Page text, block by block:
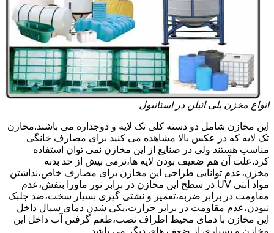
انواع مخزن پلی اتیلن در استانبول
این مخازن شامل دو دسته کلی تک لایه و دوجداره می باشند.مخازن
تک لایه که در عکس بالا مشاهده می کنید برای مصارف خانگی
مناسب هستند ولی در صنایع از این مخازن نمی توان استفاده
کرد.علت آن هم ضعیف بودن لایه ها،نرمی بیش از حد بدنه
مخزن،عدم توانایی طراحی این مخازن برای مصارف خاص،نداشتن
مواد آنتی UV در سطح این مخازن در برابر نور ماورا بنفش،عدم
مقاومت در برابر ضربه،تعمیر و نشتی گیری بسیار سخت،ضد جلبک
نبودن،عدم مقاومت در برابر حرارت،یکی شدن دمای سیال داخل
این مخازن با دمای محیط اطراف نصب،طعم گرفتن آب داخل این
مخازن و بسیاری از ضعف های دیگر می باشد.